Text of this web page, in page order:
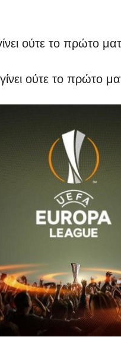
ούτε το πρώτο
ούτε το πρώτο